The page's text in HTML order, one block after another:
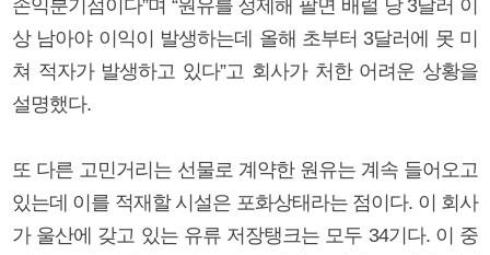
손익분기점이다”며 “원유를 정제해 팔면 배럴 당 3달러 이
상 남아야 이익이 발생하는데 올해 초부터 3달러에 못 미
쳐 적자가 발생하고 있다”고 회사가 처한 어려운 상황을
설명했다.
또 다른 고민거리는 선물로 계약한 원유는 계속 들어오고
있는데 이를 적재할 시설은 포화상태라는 점이다. 이 회사
가 울산에 갖고 있는 유류 저장탱크는 모두 34기다. 이 중